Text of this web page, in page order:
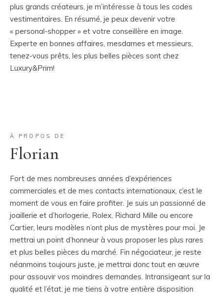
plus grands créateurs, je m’intéresse à tous les codes
vestimentaires. En résumé, je peux devenir votre
« personal-shopper » et votre conseillère en image.
Experte en bonnes affaires, mesdames et messieurs,
tenez-vous prêts, les plus belles pièces sont chez
Luxury&Prim!
À PROPOS DE
Florian
Fort de mes nombreuses années d’expériences
commerciales et de mes contacts internationaux, c’est le
moment de vous en faire profiter. Je suis un passionné de
joaillerie et d’horlogerie, Rolex, Richard Mille ou encore
Cartier, leurs modèles n’ont plus de mystères pour moi. Je
mettrai un point d’honneur à vous proposer les plus rares
et plus belles pièces du marché. Fin négociateur, je reste
néanmoins toujours juste, je mettrai donc tout en œuvre
pour assouvir vos moindres demandes. Intransigeant sur la
qualité et l’état, je me tiens à votre entière disposition